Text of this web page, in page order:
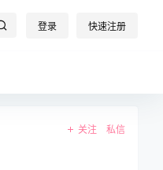
登录 快速注册
关注 私信